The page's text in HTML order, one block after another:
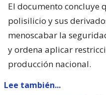
El documento concluye
polisilicio y sus
menoscabar la
y ordena aplicar
producción nacional.
Lee también...